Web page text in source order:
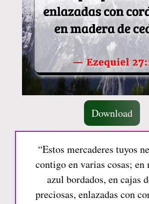
Download
“Estos mercaderes tuyos
contigo en varias cosas; en
azul bordados, en cajas
preciosas, enlazadas con